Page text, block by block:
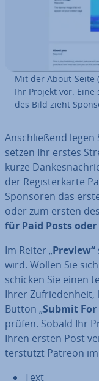
Mit der About-Seite
Ihr Projekt vor.
des Bild zieht
An­schlie­ßend legen
setzen Ihr erstes
kurze
der Re­gis­ter­kar­te
Sponsoren das
oder zum ersten
für Paid Posts
Im Reiter „Preview“
wird. Wollen Sie
schicken Sie einen
Ihrer Zu­frie­den­heit,
Button „Submit For
prüfen. Sobald Ihr
Ihren ersten Post
ter­stützt Patreon
Text